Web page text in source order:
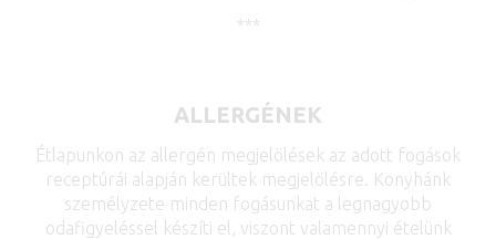
***
ALLERGÉNEK
Étlapunkon az allergén megjelölések az adott fogások
receptúrái alapján kerültek megjelölésre. Konyhánk
személyzete minden fogásunkat a legnagyobb
odafigyeléssel készíti el, viszont valamennyi ételünk